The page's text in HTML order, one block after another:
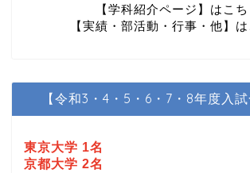
【学科紹介ページ】はこち
【実績・部活動・行事・他】
【令和3・4・5・6・7・8年度入試
東京大学 1名
京都大学 2名